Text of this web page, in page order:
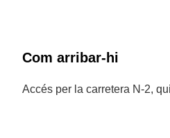
Com arribar-hi
Accés per la carretera N-2,